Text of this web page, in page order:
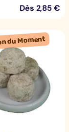
Dès 2,85€